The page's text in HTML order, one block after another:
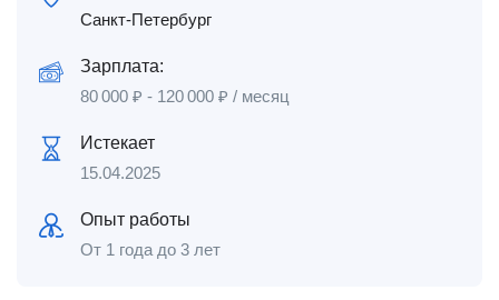
Санкт-Петербург
Зарплата:
80 000 ₽ - 120 000 ₽ / месяц
Истекает
15.04.2025
Опыт работы
От 1 года до 3 лет